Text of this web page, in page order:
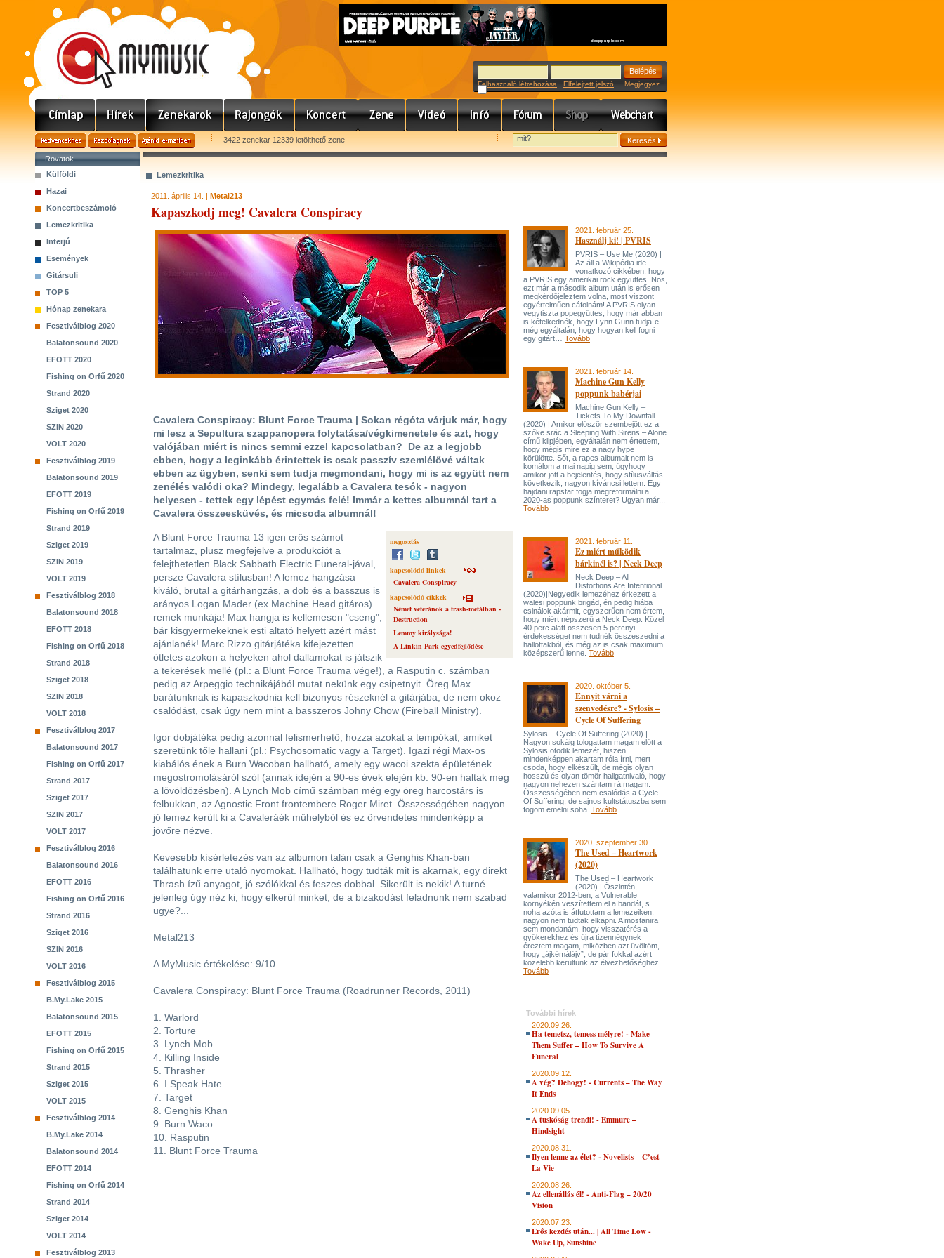
Felhasználó létrehozása Elfelejtett jelszó Megjegyez
3422 zenekar 12339 letölthető zene
Rovatok
Külföldi
Hazai
Koncertbeszámoló
Lemezkritika
Interjú
Események
Gitársuli
TOP 5
Hónap zenekara
Fesztiválblog 2020
Balatonsound 2020
EFOTT 2020
Fishing on Orfű 2020
Strand 2020
Sziget 2020
SZIN 2020
VOLT 2020
Fesztiválblog 2019
Balatonsound 2019
EFOTT 2019
Fishing on Orfű 2019
Strand 2019
Sziget 2019
SZIN 2019
VOLT 2019
Fesztiválblog 2018
Balatonsound 2018
EFOTT 2018
Fishing on Orfű 2018
Strand 2018
Sziget 2018
SZIN 2018
VOLT 2018
Fesztiválblog 2017
Balatonsound 2017
Fishing on Orfű 2017
Strand 2017
Sziget 2017
SZIN 2017
VOLT 2017
Fesztiválblog 2016
Balatonsound 2016
EFOTT 2016
Fishing on Orfű 2016
Strand 2016
Sziget 2016
SZIN 2016
VOLT 2016
Fesztiválblog 2015
B.My.Lake 2015
Balatonsound 2015
EFOTT 2015
Fishing on Orfű 2015
Strand 2015
Sziget 2015
VOLT 2015
Fesztiválblog 2014
B.My.Lake 2014
Balatonsound 2014
EFOTT 2014
Fishing on Orfű 2014
Strand 2014
Sziget 2014
VOLT 2014
Fesztiválblog 2013
Lemezkritika
2011. április 14. | Metal213
Kapaszkodj meg! Cavalera Conspiracy
Cavalera Conspiracy: Blunt Force Trauma | Sokan régóta várjuk már, hogy
mi lesz a Sepultura szappanopera folytatása/végkimenetele és azt, hogy
valójában miért is nincs semmi ezzel kapcsolatban? De az a legjobb
ebben, hogy a leginkább érintettek is csak passzív szemlélővé váltak
ebben az ügyben, senki sem tudja megmondani, hogy mi is az együtt nem
zenélés valódi oka? Mindegy, legalább a Cavalera tesók - nagyon
helyesen - tettek egy lépést egymás felé! Immár a kettes albumnál tart a
Cavalera összeesküvés, és micsoda albumnál!
megosztás
kapcsolódó linkek
Cavalera Conspiracy
kapcsolódó cikkek
Német veteránok a trash-metálban -
Destruction
Lemmy királysága!
A Linkin Park egyedfejlődése
A Blunt Force Trauma 13 igen erős számot
tartalmaz, plusz megfejelve a produkciót a
felejthetetlen Black Sabbath Electric Funeral-jával,
persze Cavalera stílusban! A lemez hangzása
kiváló, brutal a gitárhangzás, a dob és a basszus is
arányos Logan Mader (ex Machine Head gitáros)
remek munkája! Max hangja is kellemesen "cseng",
bár kisgyermekeknek esti altató helyett azért mást
ajánlanék! Marc Rizzo gitárjátéka kifejezetten
ötletes azokon a helyeken ahol dallamokat is játszik
a tekerések mellé (pl.: a Blunt Force Trauma vége!), a Rasputin c. számban
pedig az Arpeggio technikájából mutat nekünk egy csipetnyit. Öreg Max
barátunknak is kapaszkodnia kell bizonyos részeknél a gitárjába, de nem okoz
csalódást, csak úgy nem mint a basszeros Johny Chow (Fireball Ministry).
Igor dobjátéka pedig azonnal felismerhető, hozza azokat a tempókat, amiket
szeretünk tőle hallani (pl.: Psychosomatic vagy a Target). Igazi régi Max-os
kiabálós ének a Burn Wacoban hallható, amely egy wacoi szekta épületének
megostromolásáról szól (annak idején a 90-es évek elején kb. 90-en haltak meg
a lövöldözésben). A Lynch Mob című számban még egy öreg harcostárs is
felbukkan, az Agnostic Front frontembere Roger Miret. Összességében nagyon
jó lemez került ki a Cavaleráék műhelyből és ez örvendetes mindenképp a
jövőre nézve.
Kevesebb kísérletezés van az albumon talán csak a Genghis Khan-ban
találhatunk erre utaló nyomokat. Hallható, hogy tudták mit is akarnak, egy direkt
Thrash ízű anyagot, jó szólókkal és feszes dobbal. Sikerült is nekik! A turné
jelenleg úgy néz ki, hogy elkerül minket, de a bizakodást feladnunk nem szabad
ugye?...
Metal213
A MyMusic értékelése: 9/10
Cavalera Conspiracy: Blunt Force Trauma (Roadrunner Records, 2011)
1. Warlord
2. Torture
3. Lynch Mob
4. Killing Inside
5. Thrasher
6. I Speak Hate
7. Target
8. Genghis Khan
9. Burn Waco
10. Rasputin
11. Blunt Force Trauma
2021. február 25.
Használj ki! | PVRIS
PVRIS – Use Me (2020) |
Az áll a Wikipédia ide
vonatkozó cikkében, hogy
a PVRIS egy amerikai rock együttes. Nos,
ezt már a második album után is erősen
megkérdőjeleztem volna, most viszont
egyértelműen cáfolnám! A PVRIS olyan
vegytiszta popegyüttes, hogy már abban
is kételkednék, hogy Lynn Gunn tudja-e
még egyáltalán, hogy hogyan kell fogni
egy gitárt… Tovább
2021. február 14.
Machine Gun Kelly
poppunk babérjai
Machine Gun Kelly –
Tickets To My Downfall
(2020) | Amikor először szembejött ez a
szőke srác a Sleeping With Sirens – Alone
című klipjében, egyáltalán nem értettem,
hogy mégis mire ez a nagy hype
körülötte. Sőt, a rapes albumait nem is
komálom a mai napig sem, úgyhogy
amikor jött a bejelentés, hogy stílusváltás
következik, nagyon kíváncsi lettem. Egy
hajdani rapstar fogja megreformálni a
2020-as poppunk színteret? Ugyan már...
Tovább
2021. február 11.
Ez miért működik
bárkinél is? | Neck Deep
Neck Deep – All
Distortions Are Intentional
(2020)|Negyedik lemezéhez érkezett a
walesi poppunk brigád, én pedig hiába
csinálok akármit, egyszerűen nem értem,
hogy miért népszerű a Neck Deep. Közel
40 perc alatt összesen 5 percnyi
érdekességet nem tudnék összeszedni a
hallottakból, és még az is csak maximum
középszerű lenne. Tovább
2020. október 5.
Ennyit várni a
szenvedésre? - Sylosis –
Cycle Of Suffering
Sylosis – Cycle Of Suffering (2020) |
Nagyon sokáig tologattam magam előtt a
Sylosis ötödik lemezét, hiszen
mindenképpen akartam róla írni, mert
csoda, hogy elkészült, de mégis olyan
hosszú és olyan tömör hallgatnivaló, hogy
nagyon nehezen szántam rá magam.
Összességében nem csalódás a Cycle
Of Suffering, de sajnos kultstátuszba sem
fogom emelni soha. Tovább
2020. szeptember 30.
The Used – Heartwork
(2020)
The Used – Heartwork
(2020) | Őszintén,
valamikor 2012-ben, a Vulnerable
környékén veszítettem el a bandát, s
noha azóta is átfutottam a lemezeiken,
nagyon nem tudtak elkapni. A mostanira
sem mondanám, hogy visszatérés a
gyökerekhez és újra tizennégynek
éreztem magam, miközben azt üvöltöm,
hogy „ájkémálájv”, de pár fokkal azért
közelebb kerültünk az élvezhetőséghez.
Tovább
További hírek
2020.09.26.
Ha temetsz, temess mélyre! - Make
Them Suffer – How To Survive A
Funeral
2020.09.12.
A vég? Dehogy! - Currents – The Way
It Ends
2020.09.05.
A tuskóság trendi! - Emmure –
Hindsight
2020.08.31.
Ilyen lenne az élet? - Novelists – C’est
La Vie
2020.08.26.
Az ellenállás él! - Anti-Flag – 20/20
Vision
2020.07.23.
Erős kezdés után... | All Time Low -
Wake Up, Sunshine